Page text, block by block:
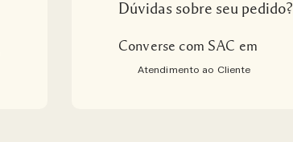
Dúvidas sobre seu pedido?
Converse com SAC em
Atendimento ao Cliente